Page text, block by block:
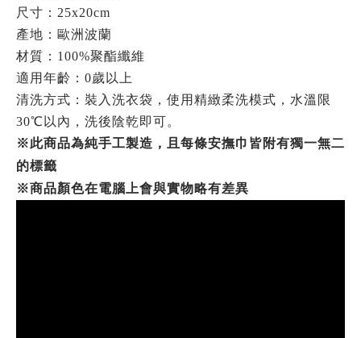
尺寸：25x20cm
產地：歐洲波蘭
材質：100%聚酯纖維
適用年齡：0歲以上
清洗方式：裝入洗衣袋，使用精緻柔洗模式，水溫限
30℃以內，洗後陰乾即可。
※此商品為純手工製造，且每條安撫巾皆附有獨一無二
的標籤
※商品顏色在電腦上會與實物略有差異